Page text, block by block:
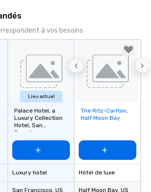
about waiting in line
restaurant or being
than desirable table.
everyone is treated
immediate seating
from the restaurant
those Instagram
For added ease, we
for groups that desire
à vos besoins
Lieu actuel
Palace Hotel, a
Luxury Collection
Hotel, San
Francisco
Luxury hotel
San Francisco, US
Removed from
favorites
The Ritz-Carlton,
Half Moon Bay
Hôtel de luxe
Half Moon Bay, US